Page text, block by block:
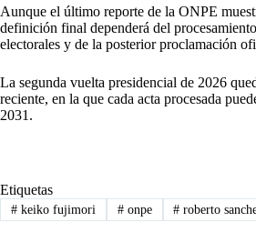
Aunque el último reporte de la ONPE
definición final dependerá del
electorales y de la posterior proclamación
La segunda vuelta presidencial de 2026
reciente, en la que cada acta procesada
2031.
Etiquetas
#keiko fujimori #onpe # roberto